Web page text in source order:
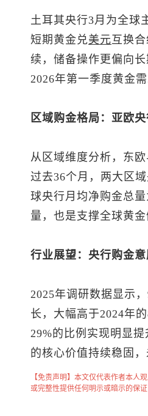
土耳其央行3月为全球
短期黄金兑美元互换
续，储备操作更偏向
2026年第一季度黄金需
区域购金格局：亚欧
从区域维度分析，东
过去36个月，两大区
球央行月均净购金总
量，也是支撑全球黄
行业展望：央行购金
2025年调研数据显示
长，大幅高于2024年
29%的比例实现明显
的核心价值持续稳固
【免责声明】本文仅代表作者本人
或完整性提供任何明示或暗示的保